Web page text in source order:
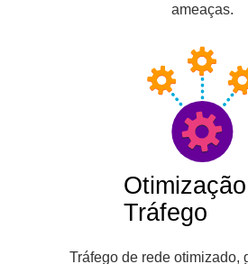
ameaças.
Tráfego
Tráfego de rede otimizado,